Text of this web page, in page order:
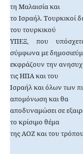
τη Μαλαισία και
το Ισραήλ. Τουρκικοί
του τουρκικού
ΥΠΕΞ, που
σύμφωνα με
εκφράζουν την
τις ΗΠΑ και του
Ισραήλ και όλων των
απομόνωση και θα
αποδυναμώσει σε
το κρίσιμο θέμα
της ΑΟΖ και του